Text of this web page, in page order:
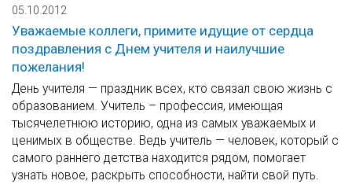
05.10.2012
Уважаемые коллеги, примите идущие от сердца
поздравления с Днем учителя и наилучшие
пожелания!
День учителя — праздник всех, кто связал свою жизнь с
образованием. Учитель – профессия, имеющая
тысячелетнюю историю, одна из самых уважаемых и
ценимых в обществе. Ведь учитель — человек, который с
самого раннего детства находится рядом, помогает
узнать новое, раскрыть способности, найти свой путь.